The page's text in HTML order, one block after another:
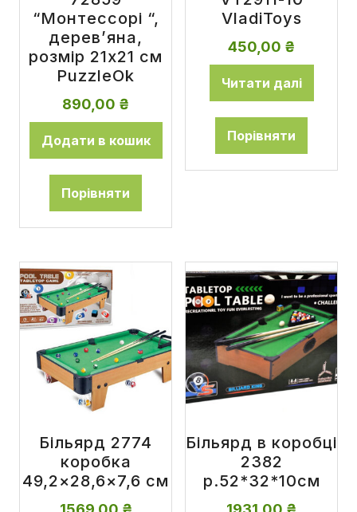
“Монтессорі “,
дерев’яна,
розмір 21х21 см
PuzzleOk
890,00 ₴
Додати в кошик
Порівняти
VladiToys
450,00 ₴
Читати далі
Порівняти
Більярд 2774
коробка
49,2×28,6×7,6 см
Більярд в коробці
2382
р.52*32*10см